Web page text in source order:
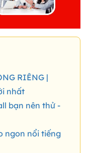
RIÊNG |
nhất
bạn nên thử -
ngon nổi tiếng